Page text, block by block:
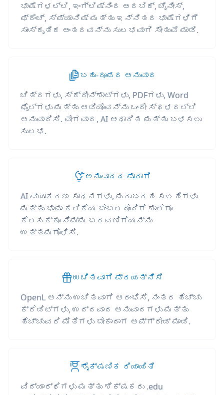
ಭಾಷೆಗಳಲ್ಲಿ, ಇಂಗ್ಲಿಷ್‌ನಿಂದ ಅರಬಿಕ್, ಚೈನೀಸ್,
ಫ್ರೆಂಚ್, ಸ್ಪ್ಯಾನಿಷ್ ಮತ್ತು ಇನ್ನಿತರ ಭಾಷೆಗಳಿಗೆ
ಸಾಂಸ್ಕೃತಿಕ ಅಂತರವನ್ನು ಸುಲಭವಾಗಿ ಸೇತುವೆ ಮಾಡಿ.
ಬಹು-ರೂಪದ ಅನುವಾದ
ಚಿತ್ರಗಳು, ಸ್ಕ್ರೀನ್‌ಶಾಟ್‌ಗಳು, PDFಗಳು, Word
ಫೈಲ್‌ಗಳು ಮತ್ತು ಆಡಿಯೊವನ್ನು ಒಂದೇ ಸ್ಥಳದಲ್ಲಿ
ಅನುವಾದಿಸಿ. ವೇಗವಾದ, AI ಆಧಾರಿತ ಮತ್ತು ಬಳಸಲು
ಸುಲಭ.
ಅನುವಾದದ ಪಾರಾಗಿ
AI ವ್ಯಾಕರಣ ಸಾಧನಗಳು, ಮರುಬರಹ ಸಲಹೆಗಳು
ಮತ್ತು ಭಾಷಾ ಕಲಿಕೆಯ ಬೆಂಬಲದೊಂದಿಗೆ ಶಾಲೆಗೂ
ಕೆಲಸಕ್ಕೂ ನಿಮ್ಮ ಬರವಣಿಗೆಯನ್ನು
ಉತ್ತಮಗೊಳಿಸಿ.
ಉಚಿತವಾಗಿ ಪ್ರಯತ್ನಿಸಿ
OpenL ಅನ್ನು ಉಚಿತವಾಗಿ ಆರಂಭಿಸಿ, ನಂತರ ಹೆಚ್ಚು
ಕ್ರೆಡಿಟ್‌ಗಳು, ಉದ್ದವಾದ ಅನುವಾದಗಳು ಮತ್ತು
ಹೆಚ್ಚುವರಿ ಮಿತಿಗಳು ಬೇಕಾದಾಗ ಅಪ್‌ಗ್ರೇಡ್ ಮಾಡಿ.
ಶೈಕ್ಷಣಿಕ ರಿಯಾಯಿತಿ
ವಿದ್ಯಾರ್ಥಿಗಳು ಮತ್ತು ಶಿಕ್ಷಕರು .edu